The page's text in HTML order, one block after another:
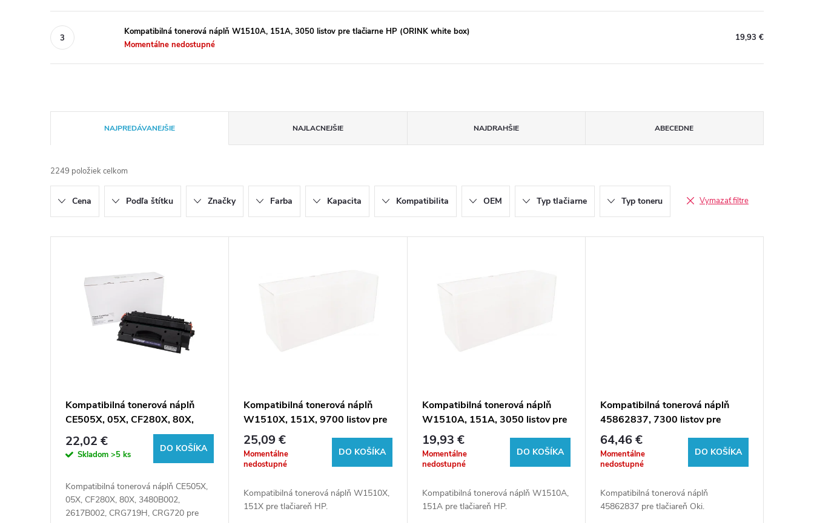
Kompatibilná tonerová náplň W1510A, 151A, 3050 listov pre tlačiarne HP (ORINK white box)
Momentálne nedostupné
19,93 €
a
d
e
n
NAJPREDÁVANEJŠIE NAJLACNEJŠIE NAJDRAHŠIE ABECEDNE
2249 položiek celkom
Cena Podľa štítku Značky Farba Kapacita Kompatibilita OEM Typ tlačiarne Typ toneru Vymazať filtre
Kompatibilná tonerová náplň
CE505X, 05X, CF280X, 80X,
3480B002, 2617B002,
CRG719H, CRG720, 6900 listov
pre tlačiarne HP (Orink white
22,02 €
Skladom >5 ks
DO KOŠÍKA
Kompatibilná tonerová náplň CE505X,
05X, CF280X, 80X, 3480B002,
2617B002, CRG719H, CRG720 pre
Kompatibilná tonerová náplň
W1510X, 151X, 9700 listov pre
tlačiarne HP (ORINK white box)
25,09 €
Momentálne
nedostupné
DO KOŠÍKA
Kompatibilná tonerová náplň W1510X,
151X pre tlačiareň HP.
Kompatibilná tonerová náplň
W1510A, 151A, 3050 listov pre
tlačiarne HP (ORINK white box)
19,93 €
Momentálne
nedostupné
DO KOŠÍKA
Kompatibilná tonerová náplň W1510A,
151A pre tlačiareň HP.
Kompatibilná tonerová náplň
45862837, 7300 listov pre
tlačiarne Oki
64,46 €
Momentálne
nedostupné
DO KOŠÍKA
Kompatibilná tonerová náplň
45862837 pre tlačiareň Oki.